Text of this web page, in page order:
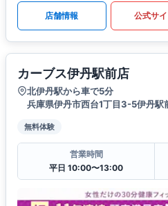
店舗情報 公式サイ
カーブス伊丹駅前店
北伊丹駅から車で5分
兵庫県伊丹市西台1丁目3-5伊丹
無料体験
営業時間
平日 10:00〜13:00